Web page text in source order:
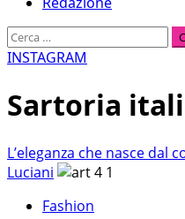
Ricerca
per:
INSTAGRAM
Sartoria
L’eleganza che nasce dal
Luciani
Fashion